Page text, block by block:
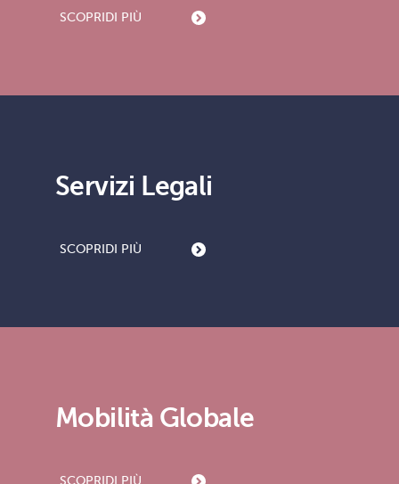
SCOPRI DI PIÙ
Servizi Legali
SCOPRI DI PIÙ
Mobilità Globale
SCOPRI DI PIÙ